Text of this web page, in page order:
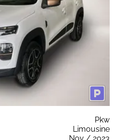
Pkw
Limousine